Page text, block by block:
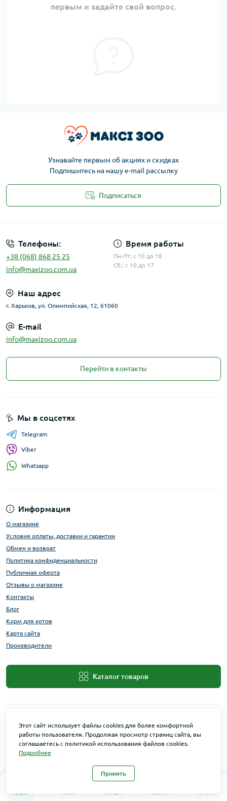
Каталог Главная Закладки
0
Сравнить Контакты
первым и задайте свой вопрос.
Узнавайте первым об акциях и скидках
Подпишитесь на нашу e-mail рассылку
Подписаться
Телефоны:
+38 (068) 868 25 25
info@maxizoo.com.ua
Время работы
Пн-Пт: с 10 до 18
Сб.: с 10 до 17
Наш адрес
г. Харьков, ул. Олимпийская, 12, 61060
E-mail
info@maxizoo.com.ua
Перейти в контакты
Информация
О магазине
Условия оплаты, доставки и гарантии
Обмен и возврат
Политика конфиденциальности
Публичная оферта
Отзывы о магазине
Контакты
Блог
Корм для котов
Карта сайта
Производители
Каталог товаров
Мы в соцсетях
Telegram
Viber
Whatsapp
Этот сайт использует файлы cookies для более комфортной
работы пользователя. Продолжая просмотр страниц сайта, вы
соглашаетесь с политикой использования файлов cookies.
Подробнее
Принять